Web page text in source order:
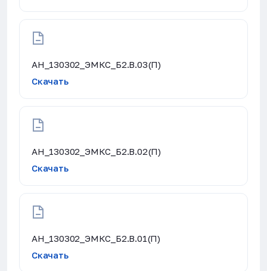
АН_130302_ЭМКС_Б2.В.03(П)
Скачать
АН_130302_ЭМКС_Б2.В.02(П)
Скачать
АН_130302_ЭМКС_Б2.В.01(П)
Скачать